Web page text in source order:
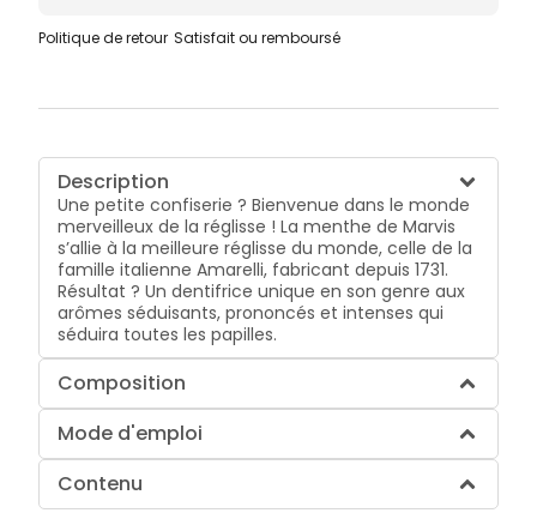
Politique de retour Satisfait ou remboursé
Description
Une petite confiserie ? Bienvenue dans le monde
merveilleux de la réglisse ! La menthe de Marvis
s’allie à la meilleure réglisse du monde, celle de la
famille italienne Amarelli, fabricant depuis 1731.
Résultat ? Un dentifrice unique en son genre aux
arômes séduisants, prononcés et intenses qui
séduira toutes les papilles.
Composition
Mode d'emploi
Contenu